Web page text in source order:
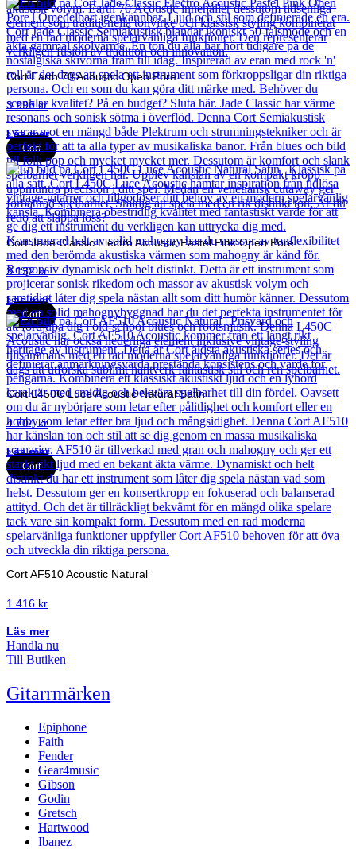
Cort Earth 70 Acoustic Open Pore
3 990kr
Läs mer
Cort
Cort Jade Classic Electro Acoustic Pastel Pink Open Pore
3 132kr
Läs mer
Cort
Cort L450C Luce Acoustic Natural Satin
4 704kr
Läs mer
Cort
Cort AF510 Acoustic Natural
1 416 kr
Läs mer
Handla nu
Till Butiken
Gitarrmärken
Epiphone
Faith
Fender
Gear4music
Gibson
Godin
Gretsch
Hartwood
Ibanez